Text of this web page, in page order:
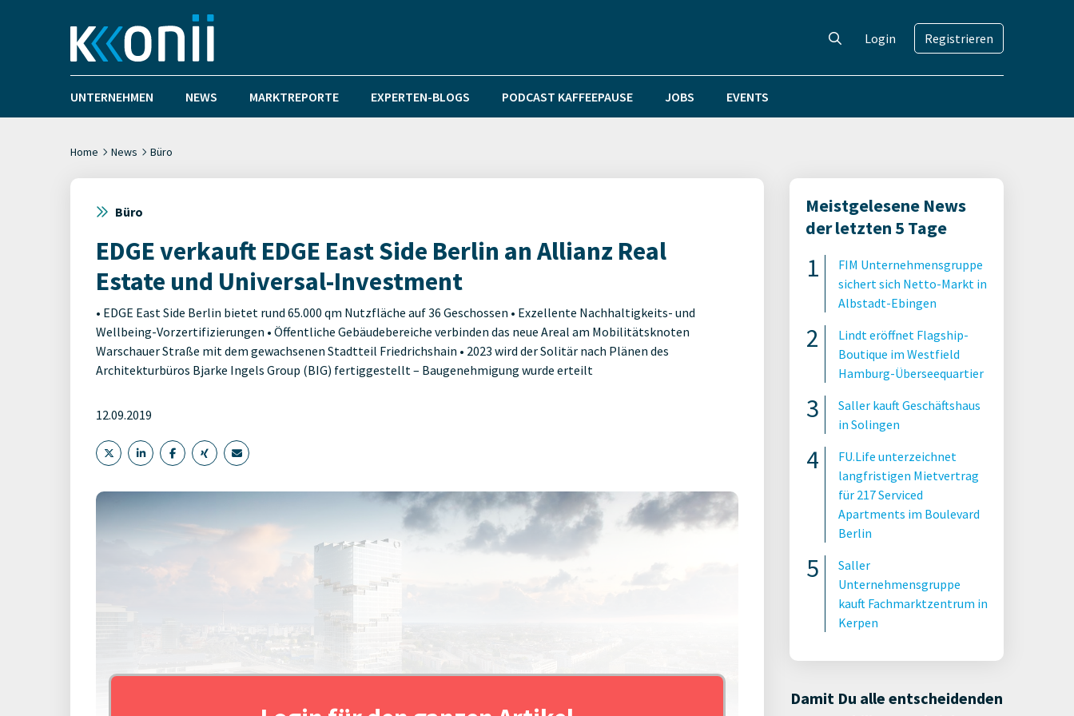
Login Registrieren
UNTERNEHMEN NEWS MARKTREPORTE EXPERTEN-BLOGS PODCAST KAFFEEPAUSE JOBS EVENTS
Home News Büro
Büro
EDGE verkauft EDGE East Side Berlin an Allianz Real
Estate und Universal-Investment
• EDGE East Side Berlin bietet rund 65.000 qm Nutzfläche auf 36 Geschossen • Exzellente Nachhaltigkeits- und
Wellbeing-Vorzertifizierungen • Öffentliche Gebäudebereiche verbinden das neue Areal am Mobilitätsknoten
Warschauer Straße mit dem gewachsenen Stadtteil Friedrichshain • 2023 wird der Solitär nach Plänen des
Architekturbüros Bjarke Ingels Group (BIG) fertiggestellt – Baugenehmigung wurde erteilt
12.09.2019
Meistgelesene News
der letzten 5 Tage
FIM Unternehmensgruppe
sichert sich Netto-Markt in
Albstadt-Ebingen
Lindt eröffnet Flagship-
Boutique im Westfield
Hamburg-Überseequartier
Saller kauft Geschäftshaus
in Solingen
FU.Life unterzeichnet
langfristigen Mietvertrag
für 217 Serviced
Apartments im Boulevard
Berlin
Saller
Unternehmensgruppe
kauft Fachmarktzentrum in
Kerpen
Damit Du alle entscheidenden